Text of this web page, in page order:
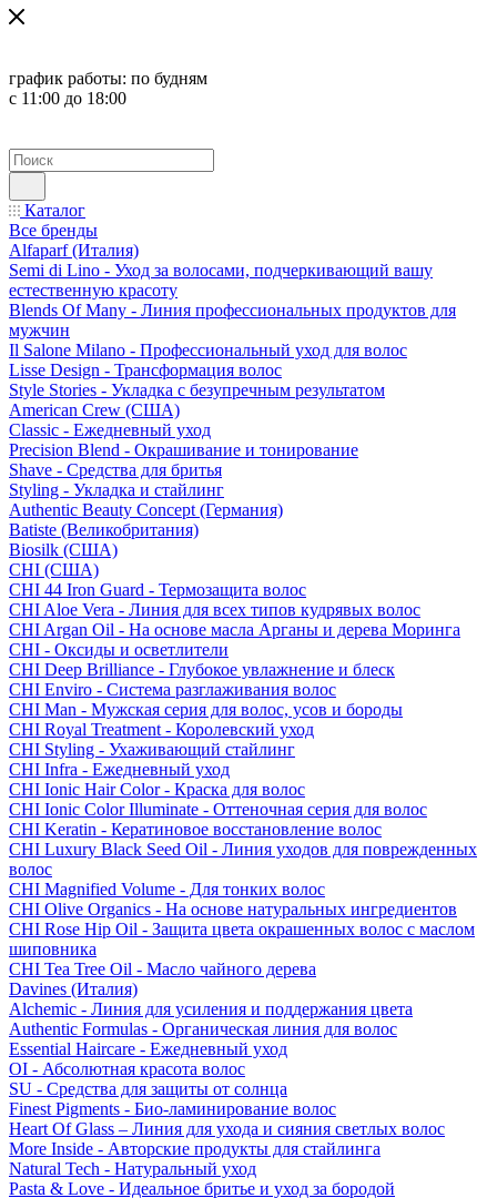
график работы: по будням
с 11:00 до 18:00
Каталог
Все бренды
Alfaparf (Италия)
Semi di Lino - Уход за волосами, подчеркивающий вашу
естественную красоту
Blends Of Many - Линия профессиональных продуктов для
мужчин
Il Salone Milano - Профессиональный уход для волос
Lisse Design - Трансформация волос
Style Stories - Укладка с безупречным результатом
American Crew (США)
Classic - Ежедневный уход
Precision Blend - Окрашивание и тонирование
Shave - Средства для бритья
Styling - Укладка и стайлинг
Authentic Beauty Concept (Германия)
Batiste (Великобритания)
Biosilk (США)
CHI (США)
CHI 44 Iron Guard - Термозащита волос
CHI Aloe Vera - Линия для всех типов кудрявых волос
CHI Argan Oil - На основе масла Арганы и дерева Моринга
CHI - Оксиды и осветлители
CHI Deep Brilliance - Глубокое увлажнение и блеск
CHI Enviro - Система разглаживания волос
CHI Man - Мужская серия для волос, усов и бороды
CHI Royal Treatment - Королевский уход
CHI Styling - Ухаживающий стайлинг
CHI Infra - Ежедневный уход
CHI Ionic Hair Color - Краска для волос
CHI Ionic Color Illuminate - Оттеночная серия для волос
CHI Keratin - Кератиновое восстановление волос
CHI Luxury Black Seed Oil - Линия уходов для поврежденных
волос
CHI Magnified Volume - Для тонких волос
CHI Olive Organics - На основе натуральных ингредиентов
CHI Rose Hip Oil - Защита цвета окрашенных волос с маслом
шиповника
CHI Tea Tree Oil - Масло чайного дерева
Davines (Италия)
Alchemic - Линия для усиления и поддержания цвета
Authentic Formulas - Органическая линия для волос
Essential Haircare - Eжедневный уход
OI - Абсолютная красота волос
SU - Средства для защиты от солнца
Finest Pigments - Био-ламинирование волос
Heart Of Glass – Линия для ухода и сияния светлых волос
More Inside - Авторские продукты для стайлинга
Natural Tech - Натуральный уход
Pasta & Love - Идеальное бритье и уход за бородой